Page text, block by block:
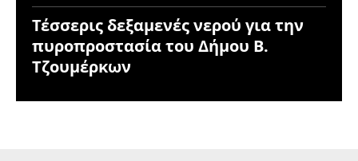
Τέσσερις δεξαμενές νερού για την
πυροπροστασία του Δήμου Β.
Τζουμέρκων